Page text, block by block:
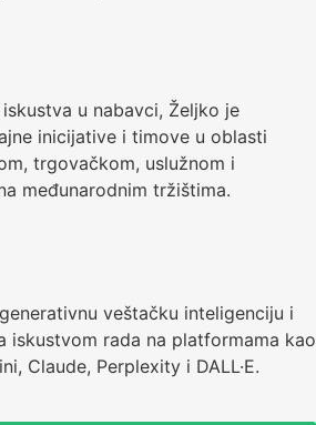
u nabavci, Željko je
inicijative i timove u oblasti
trgovačkom, uslužnom i
međunarodnim tržištima.
veštačku inteligenciju i
iskustvom rada na platformama kao
Claude, Perplexity i DALL·E.